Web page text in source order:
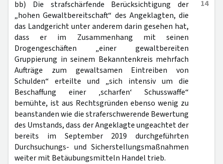
14
bb) Die strafschärfende Berücksichtigung der
„hohen Gewaltbereitschaft“ des Angeklagten, die
das Landgericht unter anderem darin gesehen hat,
dass er im Zusammenhang mit seinen
Drogengeschäften „einer gewaltbereiten
Gruppierung in seinem Bekanntenkreis mehrfach
Aufträge zum gewaltsamen Eintreiben von
Schulden“ erteilte und „sich intensiv um die
Beschaffung einer ‚scharfen‘ Schusswaffe“
bemühte, ist aus Rechtsgründen ebenso wenig zu
beanstanden wie die straferschwerende Bewertung
des Umstands, dass der Angeklagte ungeachtet der
bereits im September 2019 durchgeführten
Durchsuchungs- und Sicherstellungsmaßnahmen
weiter mit Betäubungsmitteln Handel trieb.